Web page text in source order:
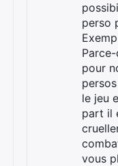
perso
pour
le jeu
part il
vous